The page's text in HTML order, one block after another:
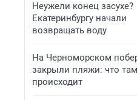
Неужели конец засухе?
Екатеринбургу начали
возвращать воду
На Черноморском
закрыли пляжи: что там
происходит